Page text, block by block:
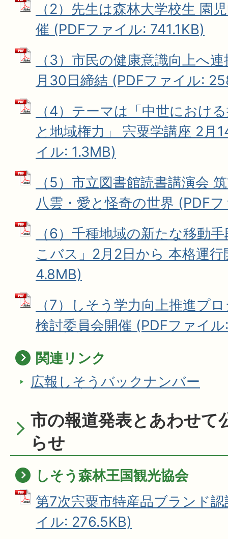
（2）先生は森林大学校生 園
催 (PDFファイル: 741.1KB)
（3）市民の健康意識向上へ
月30日締結 (PDFファイル:
（4）テーマは「中世におけ
と地域権力」 宍粟学講座 2月
イル: 1.3MB)
（5）市立図書館読書講演会
八雲・愛と怪奇の世界 (PDF
（6）千種地域の新たな移動
こバス」2月2日から 本格運
4.8MB)
（7）しそう学力向上推進プ
検討委員会開催 (PDFファイ
関連リンク
広報しそうバックナンバー
市の報道発表とあわせて
らせ
しそう森林王国観光協会
第7次宍粟市特産品ブランド
イル: 276.5KB)